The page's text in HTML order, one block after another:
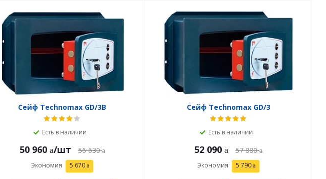
Сейф Technomax GD/3В
Есть в наличии
50 960 /шт 56 630
Экономия 5 670
Сейф Technomax GD/3
Есть в наличии
52 090 57 880
Экономия 5 790